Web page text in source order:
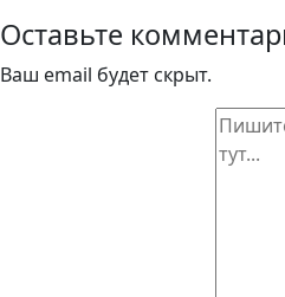
Оставьте
Ваш email будет скрыт.